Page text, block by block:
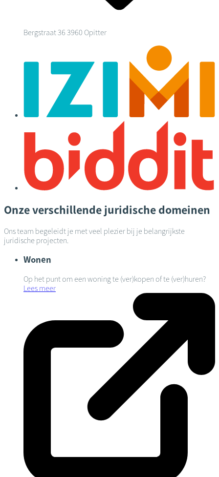
Bergstraat 36 3960 Opitter
Onze verschillende juridische domeinen
Ons team begeleidt je met veel plezier bij je belangrijkste
juridische projecten.
Wonen
Op het punt om een woning te (ver)kopen of te (ver)huren?
Lees meer